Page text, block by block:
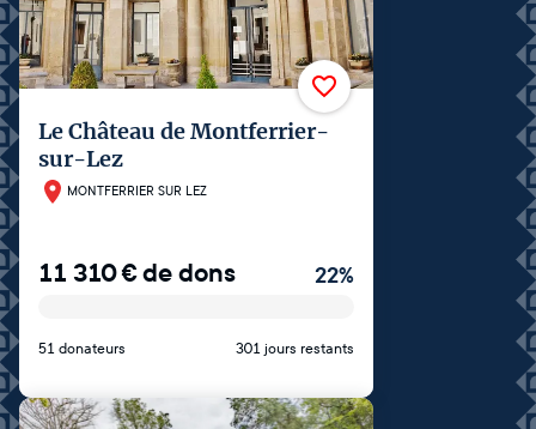
Le Château de Montferrier-
sur-Lez
MONTFERRIER SUR LEZ
11 310€de dons 22%
51 donateurs 301 jours restants